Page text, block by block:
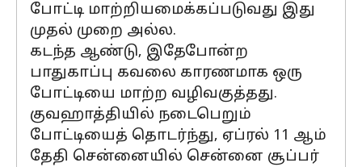
போட்டி மாற்றியமைக்கப்படுவது இது
முதல் முறை அல்ல.
கடந்த ஆண்டு, இதேபோன்ற
பாதுகாப்பு கவலை காரணமாக ஒரு
போட்டியை மாற்ற வழிவகுத்தது.
குவஹாத்தியில் நடைபெறும்
போட்டியைத் தொடர்ந்து, ஏப்ரல் 11 ஆம்
தேதி சென்னையில் சென்னை சூப்பர்